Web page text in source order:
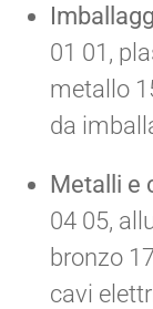
01 01,
metallo
da
Metalli e
04 05,
bronzo
cavi